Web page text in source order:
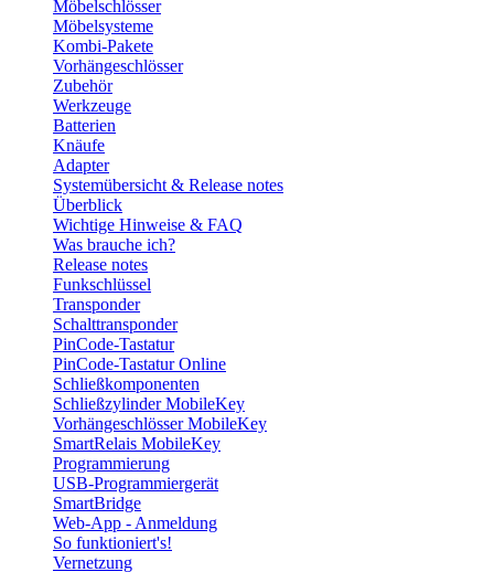
Möbelschlösser
Möbelsysteme
Kombi-Pakete
Vorhängeschlösser
Zubehör
Werkzeuge
Batterien
Knäufe
Adapter
Systemübersicht & Release notes
Überblick
Wichtige Hinweise & FAQ
Was brauche ich?
Release notes
Funkschlüssel
Transponder
Schalttransponder
PinCode-Tastatur
PinCode-Tastatur Online
Schließkomponenten
Schließzylinder MobileKey
Vorhängeschlösser MobileKey
SmartRelais MobileKey
Programmierung
USB-Programmiergerät
SmartBridge
Web-App - Anmeldung
So funktioniert's!
Vernetzung